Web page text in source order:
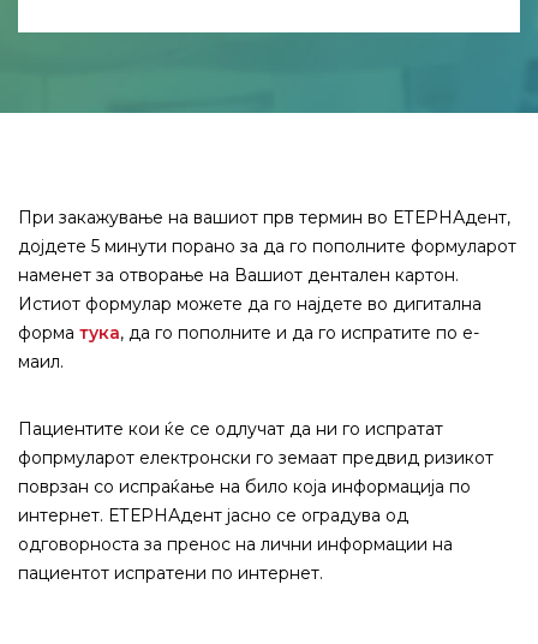
При закажување на вашиот прв термин во ЕТЕРНАдент,
дојдете 5 минути порано за да го пополните формуларот
наменет за отворање на Вашиот дентален картон.
Истиот формулар можете да го најдете во дигитална
форма тука, да го пополните и да го испратите по е-
маил.
Пациентите кои ќе се одлучат да ни го испратат
фопрмуларот електронски го земаат предвид ризикот
поврзан со испраќање на било која информација по
интернет. ЕТЕРНАдент јасно се оградува од
одговорноста за пренос на лични информации на
пациентот испратени по интернет.